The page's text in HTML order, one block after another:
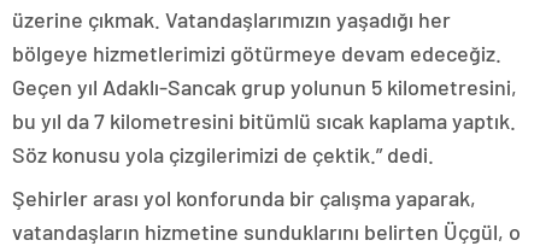
üzerine çıkmak. Vatandaşlarımızın yaşadığı her
bölgeye hizmetlerimizi götürmeye devam edeceğiz.
Geçen yıl Adaklı-Sancak grup yolunun 5 kilometresini,
bu yıl da 7 kilometresini bitümlü sıcak kaplama yaptık.
Söz konusu yola çizgilerimizi de çektik.” dedi.
Şehirler arası yol konforunda bir çalışma yaparak,
vatandaşların hizmetine sunduklarını belirten Üçgül, o